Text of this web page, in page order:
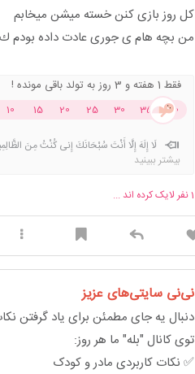
کل روز بازی کنن خسته میشن میخابم
من بچه هام ی جوری عادت داده بودم ك ساعت 8
فقط 1 هفته و 3 روز به تولد باقی مونده !
10 15 20 25 30 35 40
لَا إِلَهَ إِلَّا أَنْتَ سُبْحَانَكَ ‎إِنى كُنْتُ مِنَ الظَّالِمِين تا صددرصد نشده پابلیکش نکن
بیشتر ببینید
1نفر لایک کرده اند ...
نی‌نی سایتی‌های عزیز
دنبال یه جای مطمئن برای یاد گرفتن
توی کانال "بله" ما هر روز:
✅ نکات کاربردی مادر و کودک